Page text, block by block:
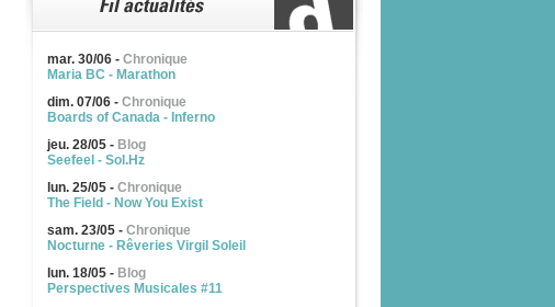
mar. 30/06 - Chronique
Maria BC - Marathon
dim. 07/06 - Chronique
Boards of Canada - Inferno
jeu. 28/05 - Blog
Seefeel - Sol.Hz
lun. 25/05 - Chronique
The Field - Now You Exist
sam. 23/05 - Chronique
Nocturne - Rêveries Virgil Soleil
lun. 18/05 - Blog
Perspectives Musicales #11